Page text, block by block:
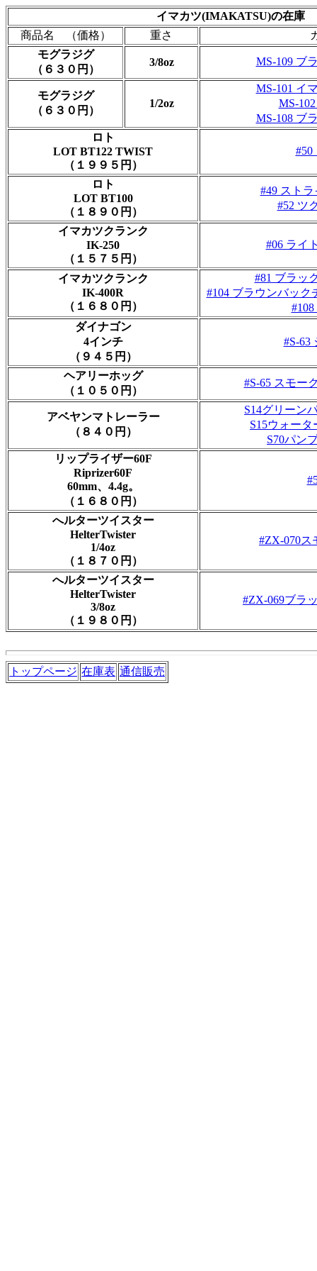
イマカツ(IMAKATSU)の在庫
商品名 （価格）
重さ
モグラジグ
（６３０円）
3/8oz MS-109 ブ
モグラジグ
（６３０円）
1/2oz
MS-101 イ
MS-
MS-108 ブ
ロト
LOT BT122 TWIST
（１９９５円）
ロト
LOT BT100
（１８９０円）
#49 スト
#52 ツ
イマカツクランク
IK-250
（１５７５円）
#06 ライ
イマカツクランク
IK-400R
（１６８０円）
#81 ブラッ
#104 ブラウンバッ
ダイナゴン
4インチ
（９４５円）
#S-63
ヘアリーホッグ
（１０５０円）
#S-65 スモー
アベヤンマトレーラー
（８４０円）
S14グリーン
S15ウォー
S70パン
リップライザー60F
Riprizer60F
60mm、4.4g。
（１６８０円）
へルターツイスター
HelterTwister
1/4oz
（１８７０円）
#ZX-070ス
へルターツイスター
HelterTwister
3/8oz
（１９８０円）
#ZX-069ブラ
トップページ 在庫表 通信販売